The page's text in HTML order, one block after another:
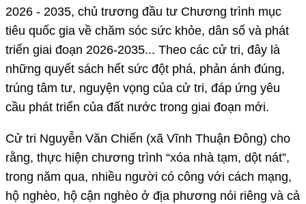
2026 - 2035, chủ trương đầu tư Chương trình mục
tiêu quốc gia về chăm sóc sức khỏe, dân số và phát
triển giai đoạn 2026-2035... Theo các cử tri, đây là
những quyết sách hết sức đột phá, phản ánh đúng,
trúng tâm tư, nguyện vọng của cử tri, đáp ứng yêu
cầu phát triển của đất nước trong giai đoạn mới.
Cử tri Nguyễn Văn Chiến (xã Vĩnh Thuận Đông) cho
rằng, thực hiện chương trình “xóa nhà tạm, dột nát”,
trong năm qua, nhiều người có công với cách mạng,
hộ nghèo, hộ cận nghèo ở địa phương nói riêng và cả